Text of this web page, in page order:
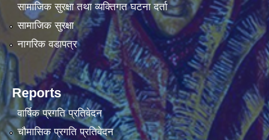
सामाजिक सुरक्षा तथा व्यक्तिगत घटना दर्ता
सामाजिक सुरक्षा
नागरिक वडापत्र
Reports
वार्षिक प्रगति प्रतिवेदन
चौमासिक प्रगति प्रतिवेदन